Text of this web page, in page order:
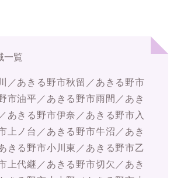
一覧
／あきる野市秋留／あきる野市
市油平／あきる野市雨間／あき
あきる野市伊奈／あきる野市入
上ノ台／あきる野市牛沼／あき
きる野市小川東／あきる野市乙
上代継／あきる野市切欠／あき